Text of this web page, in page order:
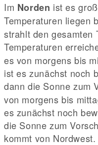
Im Norden ist es
Temperaturen liegen
strahlt den gesamten
Temperaturen
es von morgens bis
ist es zunächst noch
dann die Sonne zum
von morgens bis
es zunächst noch
die Sonne zum
kommt von Nordwest.